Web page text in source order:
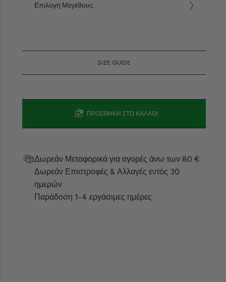
Επιλογή Μεγέθους
SIZE GUIDE
ΠΡΟΣΘΉΚΗ ΣΤΟ ΚΑΛΆΘΙ
Δωρεάν Μεταφορικά για αγορές άνω των 80 €
Δωρεάν Επιστροφές & Αλλαγές εντός 30
ημερών
Παράδοση 1-4 εργάσιμες ημέρες